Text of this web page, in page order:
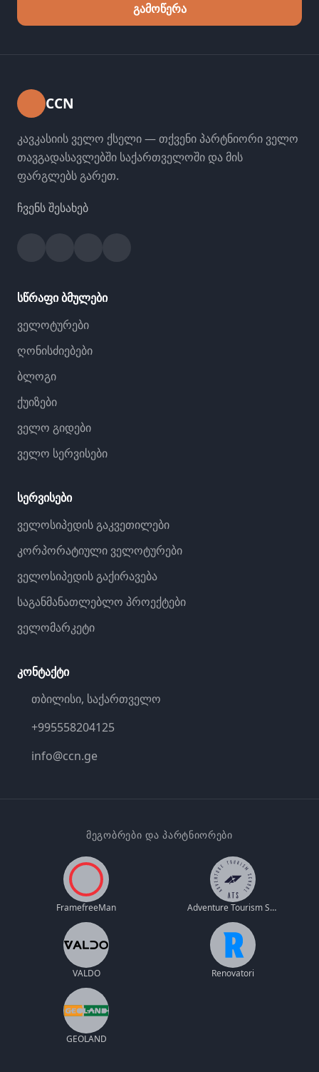
გამოწერა
CCN
კავკასიის ველო ქსელი — თქვენი პარტნიორი ველო
თავგადასავლებში საქართველოში და მის
ფარგლებს გარეთ.
ჩვენს შესახებ
სწრაფი ბმულები
ველოტურები
ღონისძიებები
ბლოგი
ქუიზები
ველო გიდები
ველო სერვისები
სერვისები
ველოსიპედის გაკვეთილები
კორპორატიული ველოტურები
ველოსიპედის გაქირავება
საგანმანათლებლო პროექტები
ველომარკეტი
კონტაქტი
თბილისი, საქართველო
+995558204125
info@ccn.ge
ᲛᲔᲒᲝᲑᲠᲔᲑᲘ ᲓᲐ ᲞᲐᲠᲢᲜᲘᲝᲠᲔᲑᲘ
FramefreeMan Adventure Tourism School
VALDO Renovatori
GEOLAND